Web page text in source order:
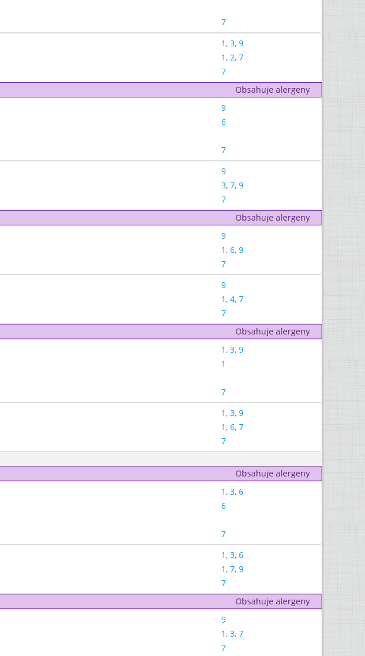
7
1, 3, 9
1, 2, 7
7
Obsahuje alergeny
9
6
7
9
3, 7, 9
7
Obsahuje alergeny
9
1, 6, 9
7
9
1, 4, 7
7
Obsahuje alergeny
1, 3, 9
1
7
1, 3, 9
1, 6, 7
7
Obsahuje alergeny
1, 3, 6
6
7
1, 3, 6
1, 7, 9
7
Obsahuje alergeny
9
1, 3, 7
7